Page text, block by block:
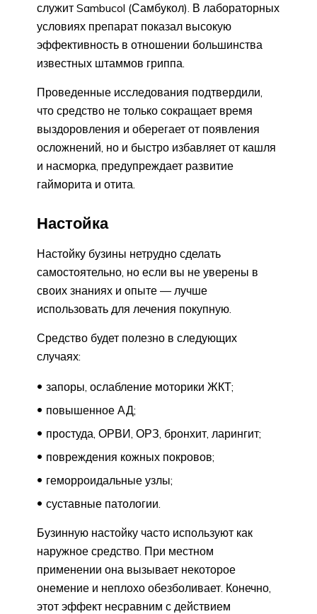
служит Sambucol (Самбукол). В лабораторных
условиях препарат показал высокую
эффективность в отношении большинства
известных штаммов гриппа.
Проведенные исследования подтвердили,
что средство не только сокращает время
выздоровления и оберегает от появления
осложнений, но и быстро избавляет от кашля
и насморка, предупреждает развитие
гайморита и отита.
Настойка
Настойку бузины нетрудно сделать
самостоятельно, но если вы не уверены в
своих знаниях и опыте — лучше
использовать для лечения покупную.
Средство будет полезно в следующих
случаях:
запоры, ослабление моторики ЖКТ;
повышенное АД;
простуда, ОРВИ, ОРЗ, бронхит, ларингит;
повреждения кожных покровов;
геморроидальные узлы;
суставные патологии.
Бузинную настойку часто используют как
наружное средство. При местном
применении она вызывает некоторое
онемение и неплохо обезболивает. Конечно,
этот эффект несравним с действием